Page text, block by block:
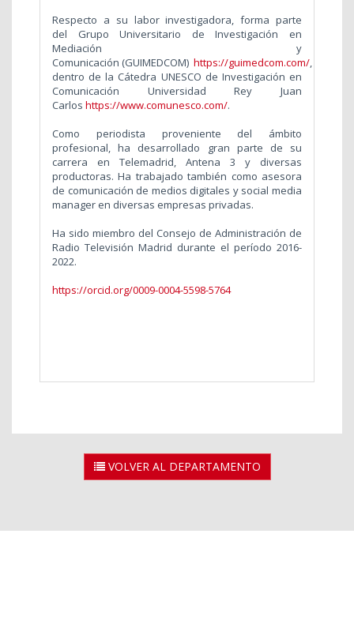
Respecto a su labor investigadora, forma parte
del Grupo Universitario de Investigación en
Mediación y
Comunicación (GUIMEDCOM) https://guimedcom.com/,
dentro de la Cátedra UNESCO de Investigación en
Comunicación Universidad Rey Juan
Carlos https://www.comunesco.com/.
Como periodista proveniente del ámbito
profesional, ha desarrollado gran parte de su
carrera en Telemadrid, Antena 3 y diversas
productoras. Ha trabajado también como asesora
de comunicación de medios digitales y social media
manager en diversas empresas privadas.
Ha sido miembro del Consejo de Administración de
Radio Televisión Madrid durante el período 2016-
2022.
https://orcid.org/0009-0004-5598-5764
VOLVER AL DEPARTAMENTO